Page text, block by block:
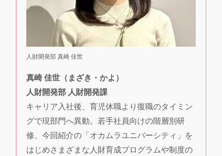
人財開発部 真崎 佳世
真崎 佳世（まざき・かよ）
人財開発部 人財開発課
キャリア入社後、育児休職より復職のタイミン
グで現部門へ異動。若手社員向けの階層別研
修、今回紹介の「オカムラユニバーシティ」を
はじめさまざまな人財育成プログラムや制度の